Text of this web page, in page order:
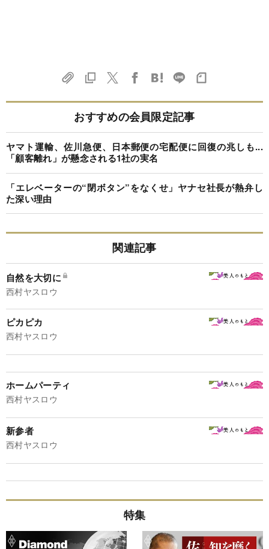
おすすめの会員限定記事
ヤマト運輸、佐川急便、日本郵便の宅配便に回復の兆しも...
「顧客離れ」が懸念される1社の実名
「エレベーターの“閉ボタン”をなくせ」ヤナセ社長が熱弁し
た深い理由
関連記事
自然を大切に
西村ヤスロウ
ピカピカ
西村ヤスロウ
ホームパーティ
西村ヤスロウ
新参者
西村ヤスロウ
特集